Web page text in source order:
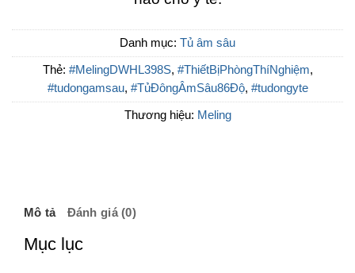
Danh mục: Tủ âm sâu
Thẻ: #MelingDWHL398S, #ThiếtBịPhòngThíNghiệm,
#tudongamsau, #TủĐôngÂmSâu86Độ, #tudongyte
Thương hiệu: Meling
Mô tả Đánh giá (0)
Mục lục